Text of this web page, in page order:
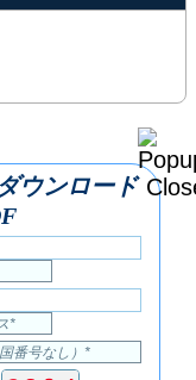
ウンロード